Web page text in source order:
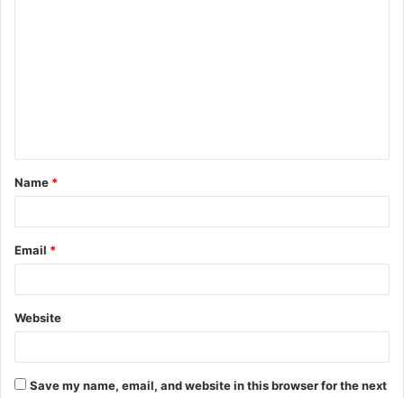
t
*
Name *
Email *
Website
Save my name, email, and website in this browser for the next